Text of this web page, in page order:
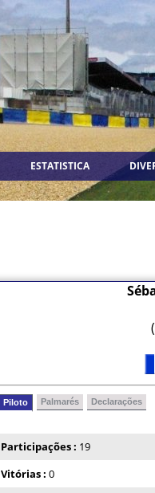
ESTATISTICA
Piloto Palmarés Declarações
Participações : 19
Vitórias : 0